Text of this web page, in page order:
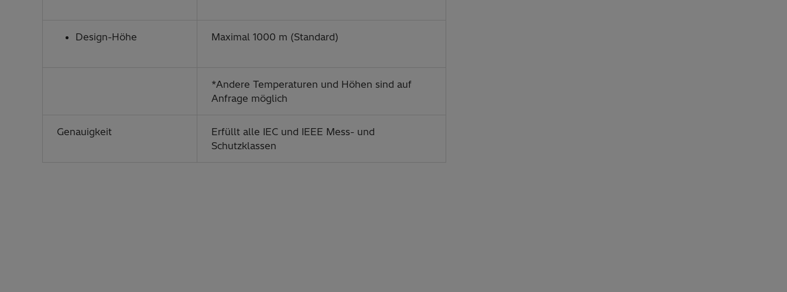
Design-Höhe Maximal 1000 m (Standard)
*Andere Temperaturen und Höhen sind auf
Anfrage möglich
Genauigkeit
Erfüllt alle IEC und IEEE Mess- und
Schutzklassen